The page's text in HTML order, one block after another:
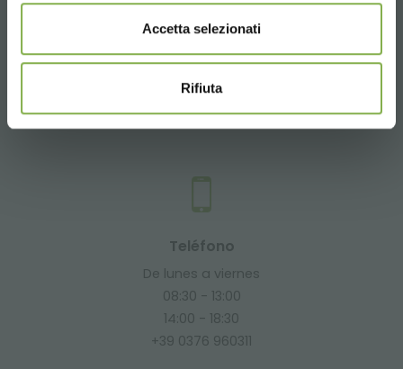
Accetta selezionati
Rifiuta
Email
Información requerida
info@orlandelli.it
Teléfono
De lunes a viernes
08:30 - 13:00
14:00 - 18:30
+39 0376 960311